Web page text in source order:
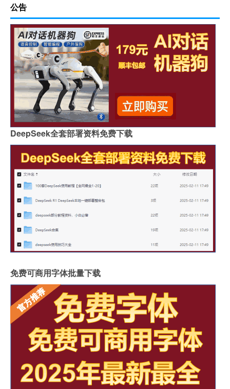
公告
DeepSeek全套部署资料免费下载
免费可商用字体批量下载